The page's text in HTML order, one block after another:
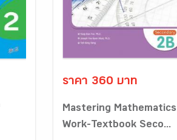
ราคา 360 บาท
Mastering Mathematics
Work-Textbook Seco...